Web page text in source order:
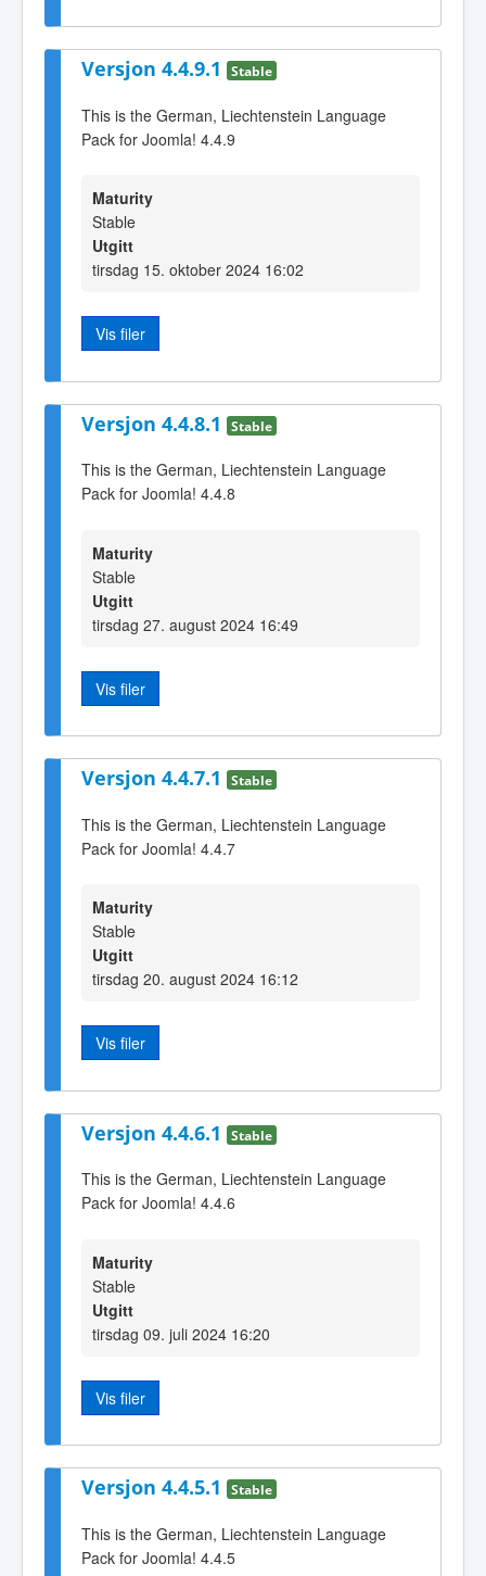
Versjon 4.4.9.1 Stable
This is the German, Liechtenstein Language
Pack for Joomla! 4.4.9
Maturity
Stable
Utgitt
tirsdag 15. oktober 2024 16:02
Vis filer
Versjon 4.4.8.1 Stable
This is the German, Liechtenstein Language
Pack for Joomla! 4.4.8
Maturity
Stable
Utgitt
tirsdag 27. august 2024 16:49
Vis filer
Versjon 4.4.7.1 Stable
This is the German, Liechtenstein Language
Pack for Joomla! 4.4.7
Maturity
Stable
Utgitt
tirsdag 20. august 2024 16:12
Vis filer
Versjon 4.4.6.1 Stable
This is the German, Liechtenstein Language
Pack for Joomla! 4.4.6
Maturity
Stable
Utgitt
tirsdag 09. juli 2024 16:20
Vis filer
Versjon 4.4.5.1 Stable
This is the German, Liechtenstein Language
Pack for Joomla! 4.4.5